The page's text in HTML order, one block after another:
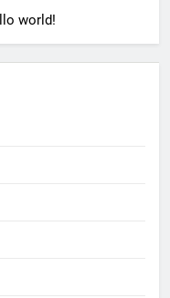
world!